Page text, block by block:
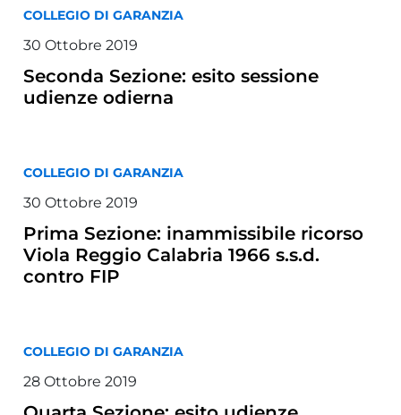
COLLEGIO DI GARANZIA
30 Ottobre 2019
Seconda Sezione: esito sessione
udienze odierna
COLLEGIO DI GARANZIA
30 Ottobre 2019
Prima Sezione: inammissibile ricorso
Viola Reggio Calabria 1966 s.s.d.
contro FIP
COLLEGIO DI GARANZIA
28 Ottobre 2019